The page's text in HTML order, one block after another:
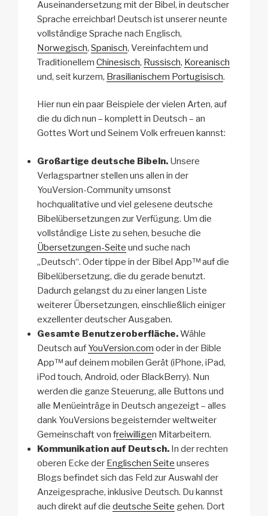
Auseinandersetzung mit der Bibel, in deutscher
Sprache erreichbar! Deutsch ist unserer neunte
vollständige Sprache nach Englisch,
Norwegisch, Spanisch, Vereinfachtem und
Traditionellem Chinesisch, Russisch, Koreanisch
und, seit kurzem, Brasilianischem Portugisisch.
Hier nun ein paar Beispiele der vielen Arten, auf
die du dich nun – komplett in Deutsch – an
Gottes Wort und Seinem Volk erfreuen kannst:
Großartige deutsche Bibeln. Unsere
Verlagspartner stellen uns allen in der
YouVersion-Community umsonst
hochqualitative und viel gelesene deutsche
Bibelübersetzungen zur Verfügung. Um die
vollständige Liste zu sehen, besuche die
Übersetzungen-Seite und suche nach
„Deutsch“. Oder tippe in der Bibel App™ auf die
Bibelübersetzung, die du gerade benutzt.
Dadurch gelangst du zu einer langen Liste
weiterer Übersetzungen, einschließlich einiger
exzellenter deutscher Ausgaben.
Gesamte Benutzeroberfläche.Wähle
Deutsch auf YouVersion.com oder in der Bible
App™ auf deinem mobilen Gerät (iPhone, iPad,
iPod touch, Android, oder BlackBerry). Nun
werden die ganze Steuerung, alle Buttons und
alle Menüeinträge in Deutsch angezeigt – alles
dank YouVersions begeisternder weltweiter
Gemeinschaft von freiwilligen Mitarbeitern.
Kommunikation auf Deutsch. In der rechten
oberen Ecke der Englischen Seite unseres
Blogs befindet sich das Feld zur Auswahl der
Anzeigesprache, inklusive Deutsch. Du kannst
auch direkt auf die deutsche Seite gehen. Dort